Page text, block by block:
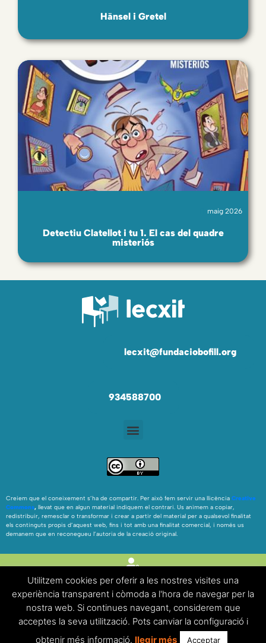
Hänsel i Gretel
maig 2026
Detectiu Clatellot i tu 1. El cas del quadre
misteriós
lecxit@fundaciobofill.org
934588700
Creiem que el coneixement s’ha de compartir. Per això fem servir una llicència Creative
Commons, llevat que en algun material indiquem el contrari. Us animem a copiar,
redistribuir, remesclar o transformar i crear a partir del material per a qualsevol finalitat
els continguts propis d’aquest web, fins i tot amb una finalitat comercial, i només us
demanem que en reconegueu l’autoria de la creació original.
FAQ’S |Avís legal|Política de cookies
Utilitzem cookies per oferir a les nostres visites una
experiència transparent i còmoda a l'hora de navegar per la
nostra web. Si continues navegant, considerem que
acceptes la seva utilització. Pots canviar la configuració i
obtenir més informació. llegir més Acceptar